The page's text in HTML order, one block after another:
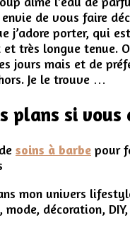
de
Parfum
Nomade
Chloé,
un
parfum
envie de vous faire
j’adore porter, qui
très longue tenue.
jours mais et de
Je le trouve …
plans si vous
soins à barbe pour
mon univers
décoration,